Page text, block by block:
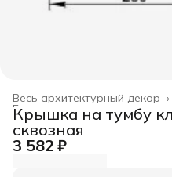
Весь архитектурный декор ›
Главная ›
Крышка на тумбу
сквозная
3 582 ₽